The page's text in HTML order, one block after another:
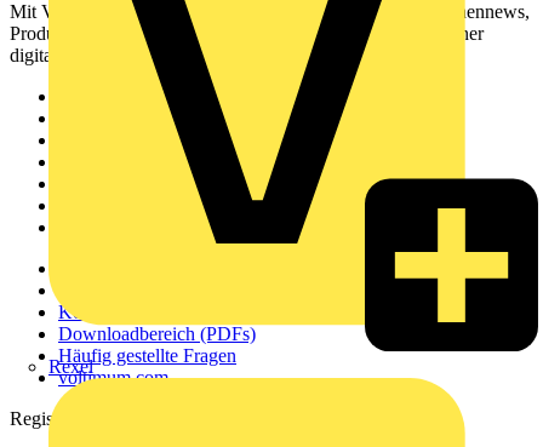
Rexel
Mit Voltimum erhalten Elektrofachkräfte Zugang zu Branchennews,
Produktinformationen, Schulungen und Tools – alles auf einer
digitalen Plattform und Community.
Kontakt
Downloadbereich (PDFs)
Häufig gestellte Fragen
voltimum.com
Registrierung